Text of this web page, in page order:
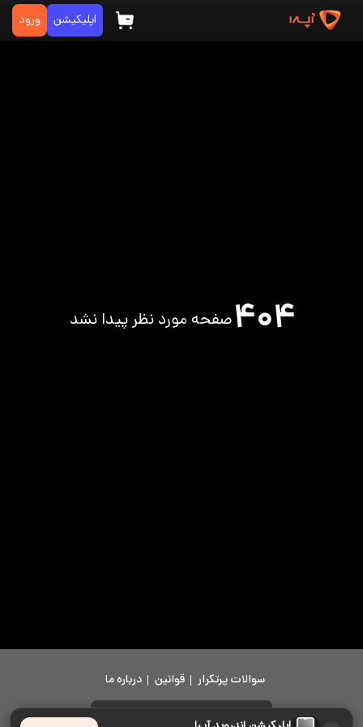
اپلیکیشن ورود
۴۰۴صفحه مورد نظر پیدا نشد
سوالات پرتکرار قوانین درباره ما
دانلود اپلیکیشن